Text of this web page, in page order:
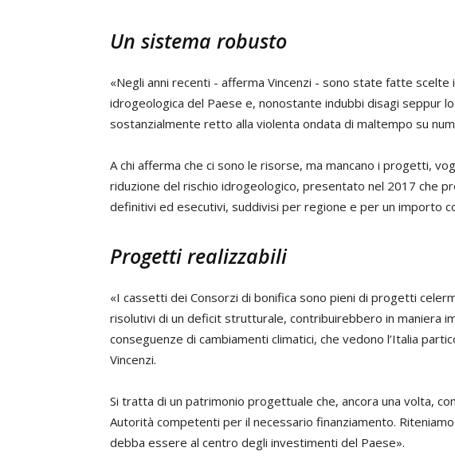
Un sistema robusto
«Negli anni recenti - afferma Vincenzi - sono state fatte
idrogeologica del Paese e, nonostante indubbi disagi seppur
sostanzialmente retto alla violenta ondata di maltempo su
A chi afferma che ci sono le risorse, ma mancano i progetti,
riduzione del rischio idrogeologico, presentato nel 2017 che
definitivi ed esecutivi, suddivisi per regione e per un importo
Progetti realizzabili
«I cassetti dei Consorzi di bonifica sono pieni di progetti
risolutivi di un deficit strutturale, contribuirebbero in maniera
conseguenze di cambiamenti climatici, che vedono l’Italia
Vincenzi.
Si tratta di un patrimonio progettuale che, ancora una volta,
Autorità competenti per il necessario finanziamento.
debba essere al centro degli investimenti del Paese».